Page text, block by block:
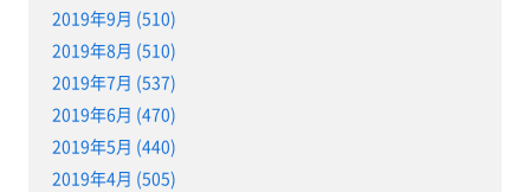
2019年9月 (510)
2019年8月 (510)
2019年7月 (537)
2019年6月 (470)
2019年5月 (440)
2019年4月 (505)